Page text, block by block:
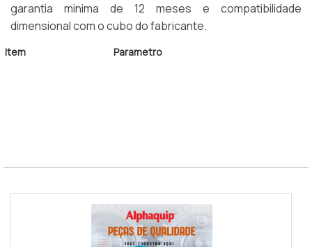
garantia minima de 12 meses e compatibilidade
dimensional com o cubo do fabricante.
Item Parametro